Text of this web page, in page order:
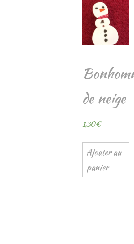
de neige
1,30€
Ajouter au
panier